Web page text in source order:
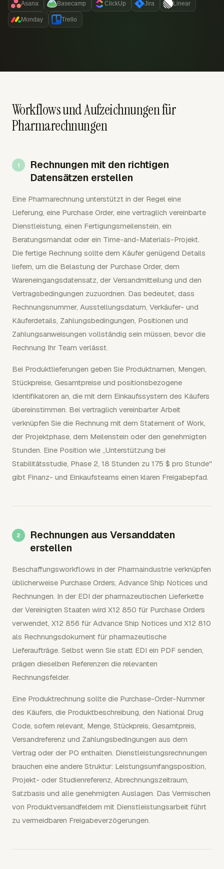
Asana Basecamp ClickUp Jira Linear
Monday Trello
Workflows und Aufzeichnungen für
Pharmarechnungen
Rechnungen mit den richtigen
Datensätzen erstellen
Eine Pharmarechnung unterstützt in der Regel eine
Lieferung, eine Purchase Order, eine vertraglich vereinbarte
Dienstleistung, einen Fertigungsmeilenstein, ein
Beratungsmandat oder ein Time-and-Materials-Projekt.
Die fertige Rechnung sollte dem Käufer genügend Details
liefern, um die Belastung der Purchase Order, dem
Wareneingangsdatensatz, der Versandmitteilung und den
Vertragsbedingungen zuzuordnen. Das bedeutet, dass
Rechnungsnummer, Ausstellungsdatum, Verkäufer- und
Käuferdetails, Zahlungsbedingungen, Positionen und
Zahlungsanweisungen vollständig sein müssen, bevor die
Rechnung Ihr Team verlässt.
Bei Produktlieferungen geben Sie Produktnamen, Mengen,
Stückpreise, Gesamtpreise und positionsbezogene
Identifikatoren an, die mit dem Einkaufssystem des Käufers
übereinstimmen. Bei vertraglich vereinbarter Arbeit
verknüpfen Sie die Rechnung mit dem Statement of Work,
der Projektphase, dem Meilenstein oder den genehmigten
Stunden. Eine Position wie „Unterstützung bei
Stabilitätsstudie, Phase 2, 18 Stunden zu 175 $ pro Stunde"
gibt Finanz- und Einkaufsteams einen klaren Freigabepfad.
Rechnungen aus Versanddaten
erstellen
Beschaffungsworkflows in der Pharmaindustrie verknüpfen
üblicherweise Purchase Orders, Advance Ship Notices und
Rechnungen. In der EDI der pharmazeutischen Lieferkette
der Vereinigten Staaten wird X12 850 für Purchase Orders
verwendet, X12 856 für Advance Ship Notices und X12 810
als Rechnungsdokument für pharmazeutische
Lieferaufträge. Selbst wenn Sie statt EDI ein PDF senden,
prägen dieselben Referenzen die relevanten
Rechnungsfelder.
Eine Produktrechnung sollte die Purchase-Order-Nummer
des Käufers, die Produktbeschreibung, den National Drug
Code, sofern relevant, Menge, Stückpreis, Gesamtpreis,
Versandreferenz und Zahlungsbedingungen aus dem
Vertrag oder der PO enthalten. Dienstleistungsrechnungen
brauchen eine andere Struktur: Leistungsumfangsposition,
Projekt- oder Studienreferenz, Abrechnungszeitraum,
Satzbasis und alle genehmigten Auslagen. Das Vermischen
von Produktversandfeldern mit Dienstleistungsarbeit führt
zu vermeidbaren Freigabeverzögerungen.